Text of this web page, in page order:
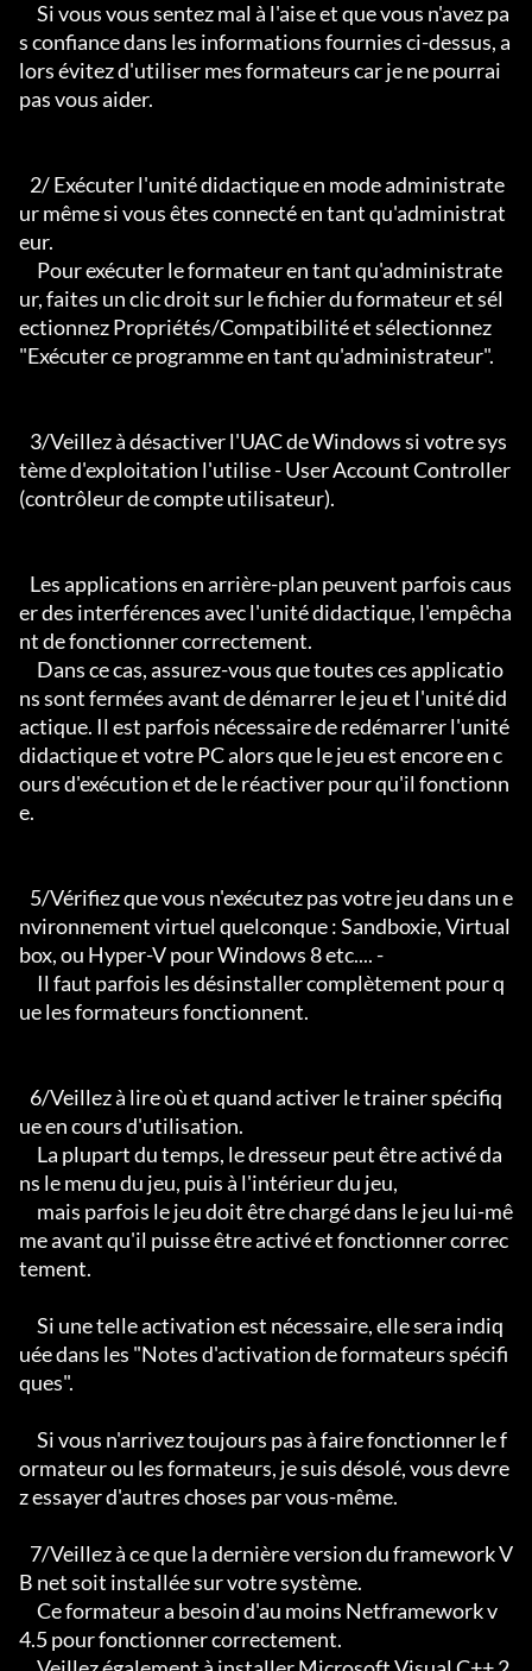
s confiance dans les informations fournies ci-dessus, a
lors évitez d'utiliser mes formateurs car je ne pourrai
pas vous aider.
ur même si vous êtes connecté en tant qu'administrat
eur.
ur, faites un clic droit sur le fichier du formateur et sél
ectionnez Propriétés/Compatibilité et sélectionnez
"Exécuter ce programme en tant qu'administrateur".
tème d'exploitation l'utilise - User Account Controller
(contrôleur de compte utilisateur).
er des interférences avec l'unité didactique, l'empêcha
nt de fonctionner correctement.
ns sont fermées avant de démarrer le jeu et l'unité did
actique. Il est parfois nécessaire de redémarrer l'unité
didactique et votre PC alors que le jeu est encore en c
ours d'exécution et de le réactiver pour qu'il fonctionn
e.
nvironnement virtuel quelconque : Sandboxie, Virtual
box, ou Hyper-V pour Windows 8 etc.... -
ue les formateurs fonctionnent.
ue en cours d'utilisation.
ns le menu du jeu, puis à l'intérieur du jeu,
me avant qu'il puisse être activé et fonctionner correc
tement.
uée dans les "Notes d'activation de formateurs spécifi
ques".
ormateur ou les formateurs, je suis désolé, vous devre
z essayer d'autres choses par vous-même.
B net soit installée sur votre système.
4.5 pour fonctionner correctement.